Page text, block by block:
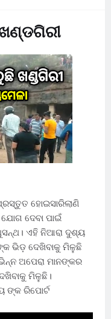
ହୋଇସାରିଲାଣି
ଦେବା ପାଇଁ
ଏହି ନିଆରା ଦୁଶ୍ୟ
ଭିଡ଼ ଦେଖିବାକୁ ମିଳୁଛି
ଅପେରା ମାନଙ୍କର
ମିଳୁଛି।
ଙ୍କ ରିପୋର୍ଟ